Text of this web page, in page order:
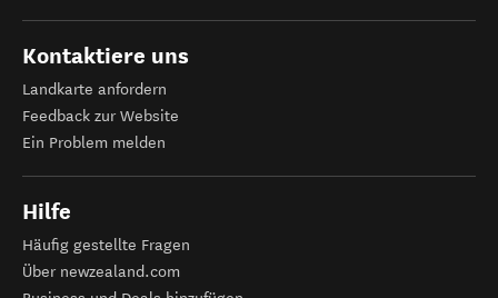
Kontaktiere uns
Landkarte anfordern
Feedback zur Website
Ein Problem melden
Hilfe
Häufig gestellte Fragen
Über newzealand.com